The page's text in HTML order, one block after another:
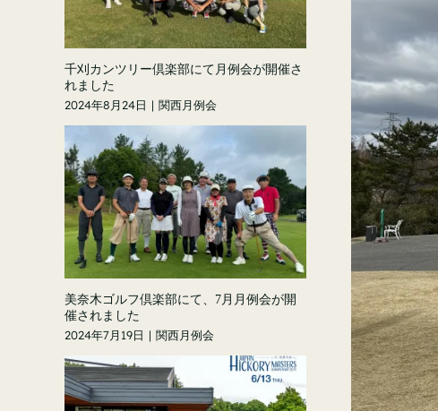
千刈カンツリー倶楽部にて月例会が開催さ
れました
2024年8月24日 | 関西月例会
美奈木ゴルフ倶楽部にて、7月月例会が開
催されました
2024年7月19日 | 関西月例会